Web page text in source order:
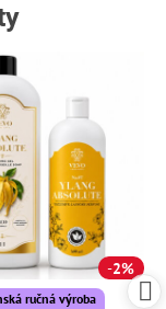
2%
ručná výroba